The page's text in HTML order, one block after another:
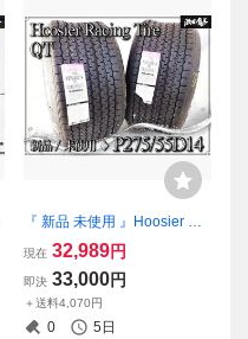
『 新品 未使用 』Hoosier Ra
cing Tire（フージャー・レー
シングタイヤ） QT (Quick Ti
me) P275/55D14 ドラッグレ
ース バイアスタイヤ
現在 32,989円
即決 33,000円
＋送料4,070円
0 5日